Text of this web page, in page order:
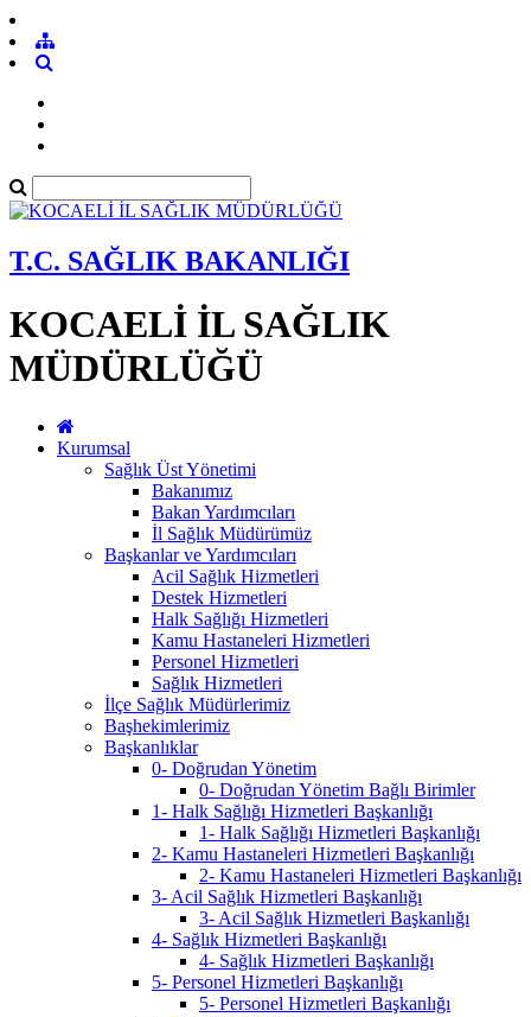
T.C. SAĞLIK BAKANLIĞI
KOCAELİ İL SAĞLIK
MÜDÜRLÜĞÜ
Kurumsal
Sağlık Üst Yönetimi
Bakanımız
Bakan Yardımcıları
İl Sağlık Müdürümüz
Başkanlar ve Yardımcıları
Acil Sağlık Hizmetleri
Destek Hizmetleri
Halk Sağlığı Hizmetleri
Kamu Hastaneleri Hizmetleri
Personel Hizmetleri
Sağlık Hizmetleri
İlçe Sağlık Müdürlerimiz
Başhekimlerimiz
Başkanlıklar
0- Doğrudan Yönetim
0- Doğrudan Yönetim Bağlı Birimler
1- Halk Sağlığı Hizmetleri Başkanlığı
1- Halk Sağlığı Hizmetleri Başkanlığı
2- Kamu Hastaneleri Hizmetleri Başkanlığı
2- Kamu Hastaneleri Hizmetleri Başkanlığı
3- Acil Sağlık Hizmetleri Başkanlığı
3- Acil Sağlık Hizmetleri Başkanlığı
4- Sağlık Hizmetleri Başkanlığı
4- Sağlık Hizmetleri Başkanlığı
5- Personel Hizmetleri Başkanlığı
5- Personel Hizmetleri Başkanlığı